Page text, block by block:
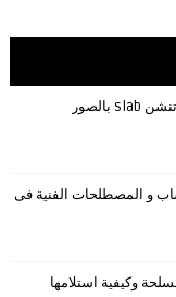
و المصطلحات الفنية فى
وكيفية استلامها